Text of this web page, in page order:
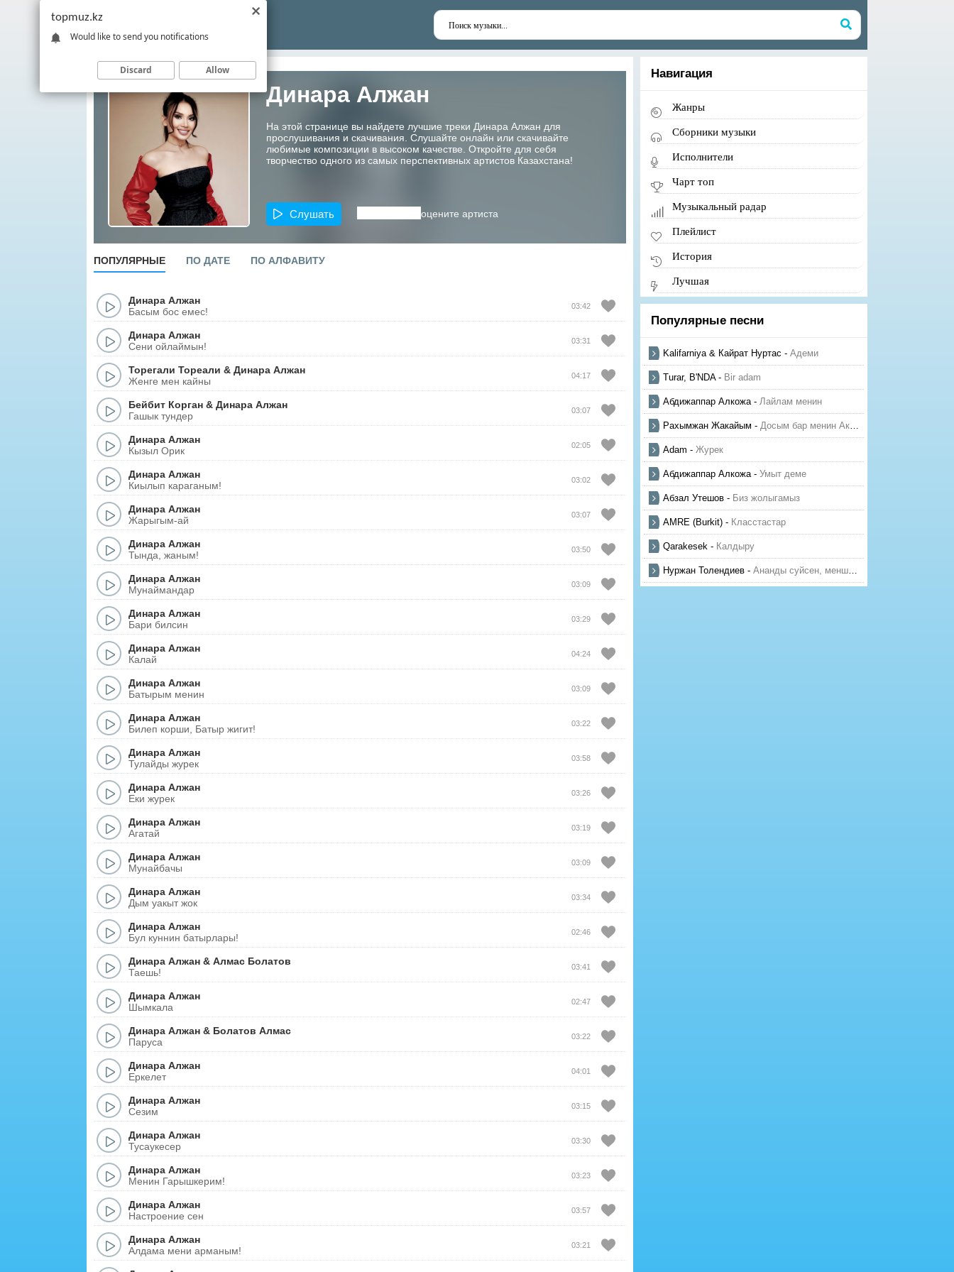
Динара Алжан
На этой странице вы найдете лучшие треки Динара Алжан для
прослушивания и скачивания. Слушайте онлайн или скачивайте
любимые композиции в высоком качестве. Откройте для себя
творчество одного из самых перспективных артистов Казахстана!
Слушать оцените артиста
ПОПУЛЯРНЫЕ ПО ДАТЕ ПО АЛФАВИТУ
Динара Алжан
Басым бос емес!
03:42
Динара Алжан
Сени ойлаймын!
03:31
Торегали Тореали & Динара Алжан
Женге мен кайны
04:17
Бейбит Корган & Динара Алжан
Гашык тундер
03:07
Динара Алжан
Кызыл Орик
02:05
Динара Алжан
Киылып караганым!
03:02
Динара Алжан
Жарыгым-ай
03:07
Динара Алжан
Тында, жаным!
03:50
Динара Алжан
Мунаймандар
03:09
Динара Алжан
Бари билсин
03:29
Динара Алжан
Калай
04:24
Динара Алжан
Батырым менин
03:09
Динара Алжан
Билеп корши, Батыр жигит!
03:22
Динара Алжан
Тулайды журек
03:58
Динара Алжан
Еки журек
03:26
Динара Алжан
Агатай
03:19
Динара Алжан
Мунайбачы
03:09
Динара Алжан
Дым уакыт жок
03:34
Динара Алжан
Бул куннин батырлары!
02:46
Динара Алжан & Алмас Болатов
Таешь!
03:41
Динара Алжан
Шымкала
02:47
Динара Алжан & Болатов Алмас
Паруса
03:22
Динара Алжан
Еркелет
04:01
Динара Алжан
Сезим
03:15
Динара Алжан
Тусаукесер
03:30
Динара Алжан
Менин Гарышкерим!
03:23
Динара Алжан
Настроение сен
03:57
Динара Алжан
Алдама мени арманым!
03:21
Навигация
Жанры
Сборники музыки
Исполнители
Чарт топ
Музыкальный радар
Плейлист
История
Лучшая
Популярные песни
Kalifarniya & Кайрат Нуртас - Адеми
Turar, B'NDA- Bir adam
Абдижаппар Алкожа- Лайлам менин
Рахымжан Жакайым - Досым бар менин Актауда
Adam - Журек
Абдижаппар Алкожа- Умыт деме
Абзал Утешов - Биз жолыгамыз
AMRE (Burkit) - Класстастар
Qarakesek - Калдыру
Нуржан Толендиев - Ананды суйсен, менше суй
topmuz.kz
Would like to send you notifications
Discard Allow